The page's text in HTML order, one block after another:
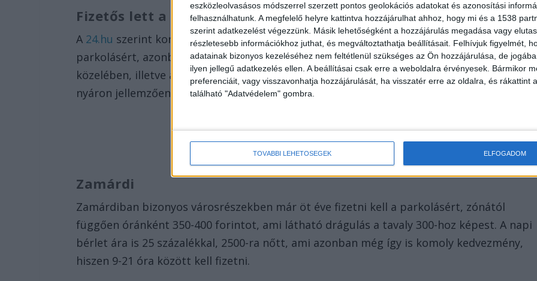
eszközleolvasásos módszerrel szerzett pontos geolokációs adatokat és azonosítási
felhasználhatunk. A megfelelő helyre kattintva hozzájárulhat ahhoz, hogy mi és a 1538
szerint adatkezelést végezzünk. Másik lehetőségként a hozzájárulás megadása vagy
részletesebb információkhoz juthat, és megváltoztathatja beállításait. Felhívjuk figyelmét,
adatainak bizonyos kezeléséhez nem feltétlenül szükséges az Ön hozzájárulása, de
ilyen jellegű adatkezelés ellen. A beállításai csak erre a weboldalra érvényesek. Bármikor
preferenciáit, vagy visszavonhatja hozzájárulását, ha visszatér erre az oldalra, és rákattint
található "Adatvédelem" gombra.
TOVÁBBI LEHETŐSÉGEK ELFOGADOM
Fizetős lett a parkolás
A 24.hu szerint korábban csak a nagyobb tóparti településeken kellett fizetni a
parkolásért, azonban mára kisebb helyeken is (jellemzően a strandok, a látnivalók
közelében, illetve a centrumokban) fizetőssé tették azt. De az is kiderült, hogy idén
nyáron jellemzően 300-400 forint körül alakul az óránkénti tarifa a
Zamárdi
Zamárdiban bizonyos városrészekben már öt éve fizetni kell a parkolásért, zónától
függően óránként 350-400 forintot, ami látható drágulás a tavaly 300-hoz képest. A napi
bérlet ára is 25 százalékkal, 2500-ra nőtt, ami azonban még így is komoly kedvezmény,
hiszen 9-21 óra között kell fizetni.